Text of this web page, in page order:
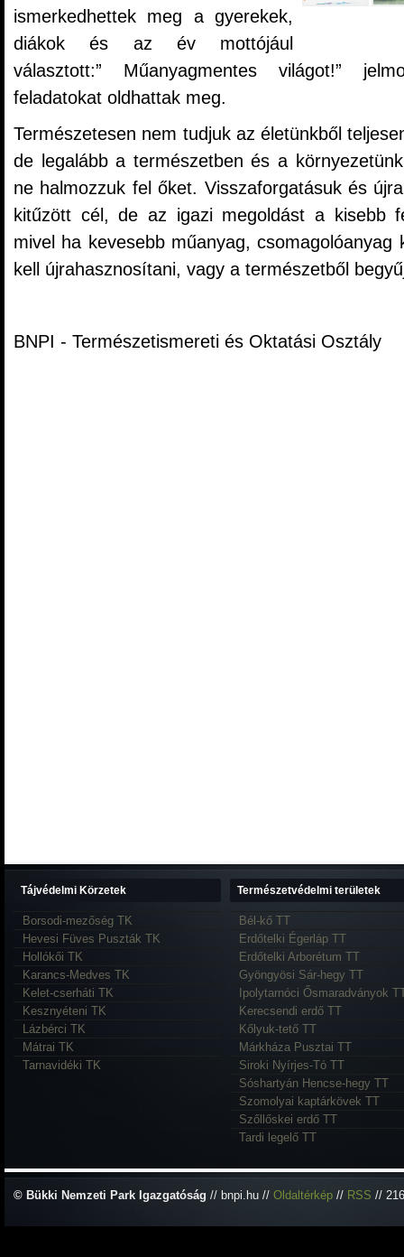
ismerkedhettek meg a gyerekek,
diákok és az év mottójául
választott:” Műanyagmentes világot!”
feladatokat oldhattak meg.
Természetesen nem tudjuk az életünkből
de legalább a természetben és a
ne halmozzuk fel őket. Visszaforgatásuk és
kitűzött cél, de az igazi megoldást a kisebb
mivel ha kevesebb műanyag, csomagolóanyag
kell újrahasznosítani, vagy a természetből
BNPI - Természetismereti és Oktatási Osztály
Tájvédelmi Körzetek
Borsodi-mezőség TK
Hevesi Füves Puszták TK
Hollókői TK
Karancs-Medves TK
Kelet-cserháti TK
Kesznyéteni TK
Lázbérci TK
Mátrai TK
Tarnavidéki TK
Természetvédelmi területek
Bél-kő TT
Erdőtelki Égerláp TT
Erdőtelki Arborétum TT
Gyöngyösi Sár-hegy TT
Ipolytarnóci Ősmaradványok
Kerecsendi erdő TT
Kőlyuk-tető TT
Márkháza Pusztai TT
Siroki Nyírjes-Tó TT
Sóshartyán Hencse-hegy TT
Szomolyai kaptárkövek TT
Szőllőskei erdő TT
Tardi legelő TT
© Bükki Nemzeti Park Igazgatóság // bnpi.hu // Oldaltérkép // RSS //